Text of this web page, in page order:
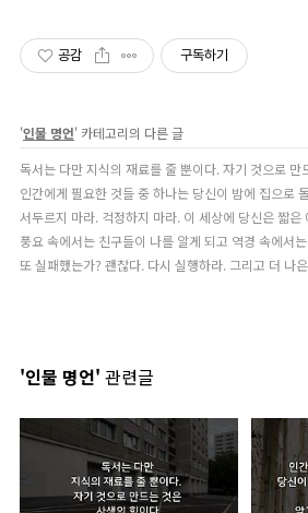
공감 구독하기
'인물 명언' 카테고리의 다른 글
독서는 다만 지식의 재료를 줄 뿐이다. 자기 것으로 만
인간에게 필요한 것들 중 하나는 당신이 밤에 집으로
서두르지 마라. 걱정하지 마라. 이 세상에 당신은 짧
풍요 속에서는 친구들이 나를 알게 되고 역경 속에서
또 실패했는가? 괜찮다. 다시 실행하라. 그리고 더 나
'인물 명언' 관련글